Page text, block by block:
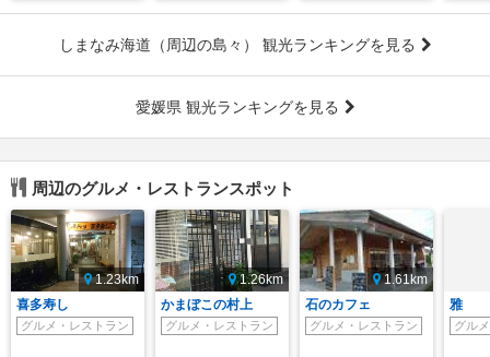
しまなみ海道（周辺の島々） 観光ランキングを見る
愛媛県 観光ランキングを見る
周辺のグルメ・レストランスポット
1.23km
喜多寿し
グルメ・レストラン
1.26km
かまぼこの村上
グルメ・レストラン
1.61km
石のカフェ
グルメ・レストラン
雅
グル